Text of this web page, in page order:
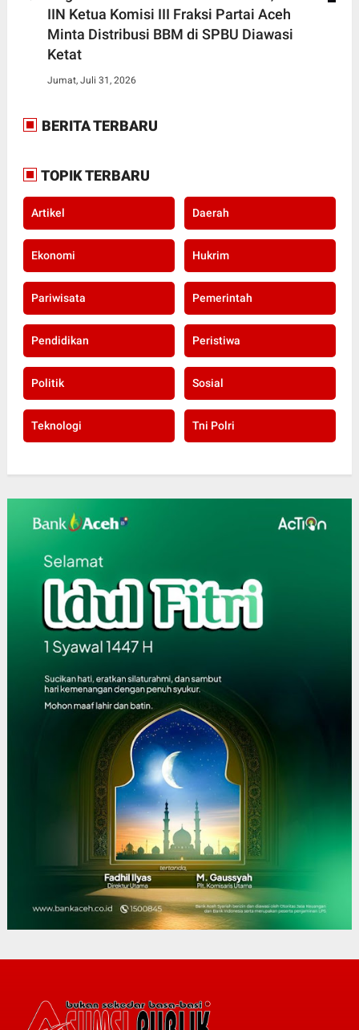
IIN Ketua Komisi III Fraksi Partai Aceh
Minta Distribusi BBM di SPBU Diawasi
Ketat
Jumat, Juli 31, 2026
BERITA TERBARU
TOPIK TERBARU
Artikel Daerah
Ekonomi Hukrim
Pariwisata Pemerintah
Pendidikan Peristiwa
Politik Sosial
Teknologi Tni Polri